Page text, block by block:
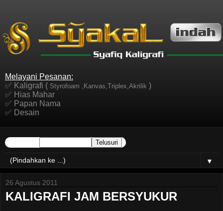
Melayani Pesanan:
✅ Kaligrafi ( Styrofoam ,Kanvas,Triplex,Akrilik )
✅ Hias Mahar
✅ Papan Nama
✅ Desain
▼
26 Agustus 2011
KALIGRAFI JAM BERSYUKUR